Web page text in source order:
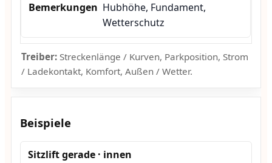
Hubhöhe, Fundament,
Wetterschutz
Treiber:Streckenlänge / Kurven, Parkposition, Strom
/ Ladekontakt, Komfort, Außen / Wetter.
Beispiele
Sitzlift gerade · innen